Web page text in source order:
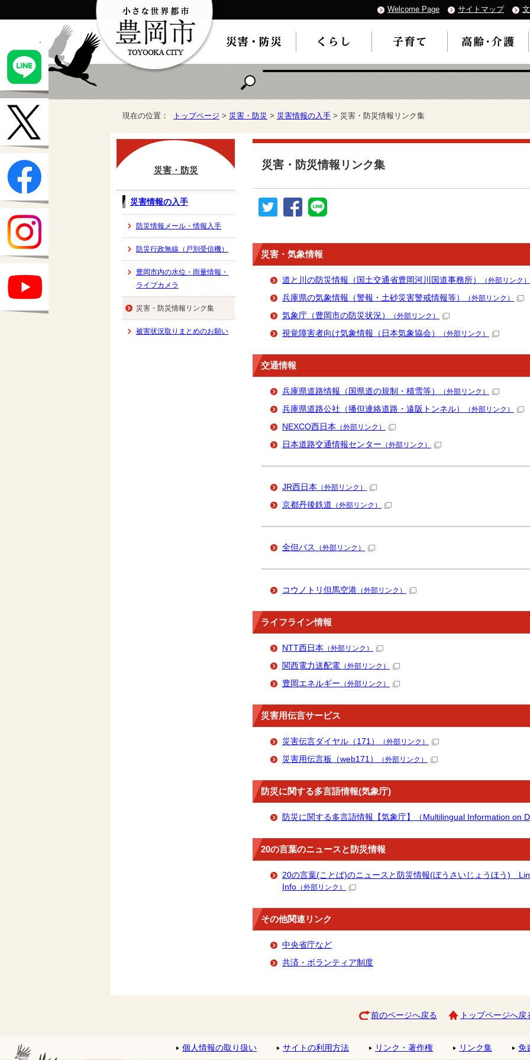
Welcome Page サイトマップ
現在の位置： トップページ > 災害・防災 > 災害情報の入手 > 災害・防災情報リンク集
災害・防災情報リンク集
災害・気象情報
道と川の防災情報（国土交通省豊岡河川国道事務所） （外部リンク）
兵庫県の気象情報（警報・土砂災害警戒情報等） （外部リンク）
気象庁（豊岡市の防災状況） （外部リンク）
視覚障害者向け気象情報（日本気象協会） （外部リンク）
交通情報
兵庫県道路情報（国県道の規制・積雪等） （外部リンク）
兵庫県道路公社（播但連絡道路・遠阪トンネル） （外部リンク）
NEXCO西日本 （外部リンク）
日本道路交通情報センター （外部リンク）
JR西日本 （外部リンク）
京都丹後鉄道 （外部リンク）
全但バス （外部リンク）
コウノトリ但馬空港 （外部リンク）
ライフライン情報
NTT西日本 （外部リンク）
関西電力送配電 （外部リンク）
豊岡エネルギー （外部リンク）
災害用伝言サービス
災害伝言ダイヤル（171） （外部リンク）
災害用伝言板（web171） （外部リンク）
防災に関する多言語情報(気象庁)
防災に関する多言語情報【気象庁】（Multilingual Information on
20の言葉のニュースと防災情報
20の言葉(ことば)のニュースと防災情報(ぼうさいじょうほう)
Info （外部リンク）
その他関連リンク
中央省庁など
共済・ボランティア制度
災害・防災
災害情報の入手
防災情報メール・情報入手
防災行政無線（戸別受信機）
豊岡市内の水位・雨量情報・
ライブカメラ
災害・防災情報リンク集
被害状況取りまとめのお願い
前のページへ戻る トップページへ戻
個人情報の取り扱い サイトの利用方法 リンク・著作権 リンク集 免